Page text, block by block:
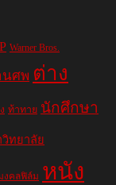
Warner Bros.
นศพ ต่าง
ท้าทาย นักศึกษา
ทยาลัย
งคลฟิล์ม หนัง